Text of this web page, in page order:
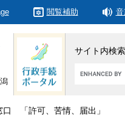
閲覧補助
サイト内検索
Google
タ
ム
口 「許可、苦情、届出」